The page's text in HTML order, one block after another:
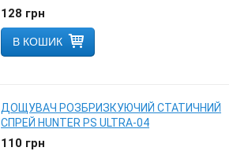
128 грн
В КОШИК
ДОЩУВАЧ РОЗБРИЗКУЮЧИЙ СТАТИЧНИЙ
СПРЕЙ HUNTER PS ULTRA-04
110 грн